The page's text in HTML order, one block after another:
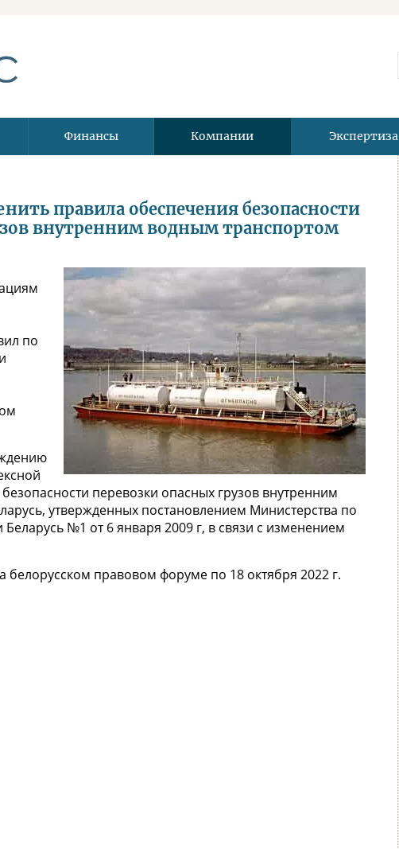
Финансы Компании Экспертиза
правила обеспечения безопасности
внутренним водным транспортом
по
перевозки опасных грузов внутренним
утвержденных постановлением Министерства по
№1 от 6 января 2009 г, в связи с изменением
правовом форуме по 18 октября 2022 г.